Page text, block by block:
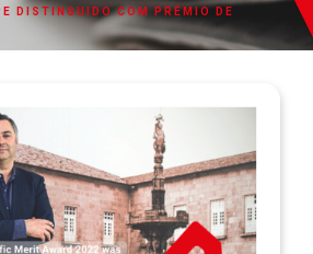
DISTINGUIDO COM PRÉMIO DE